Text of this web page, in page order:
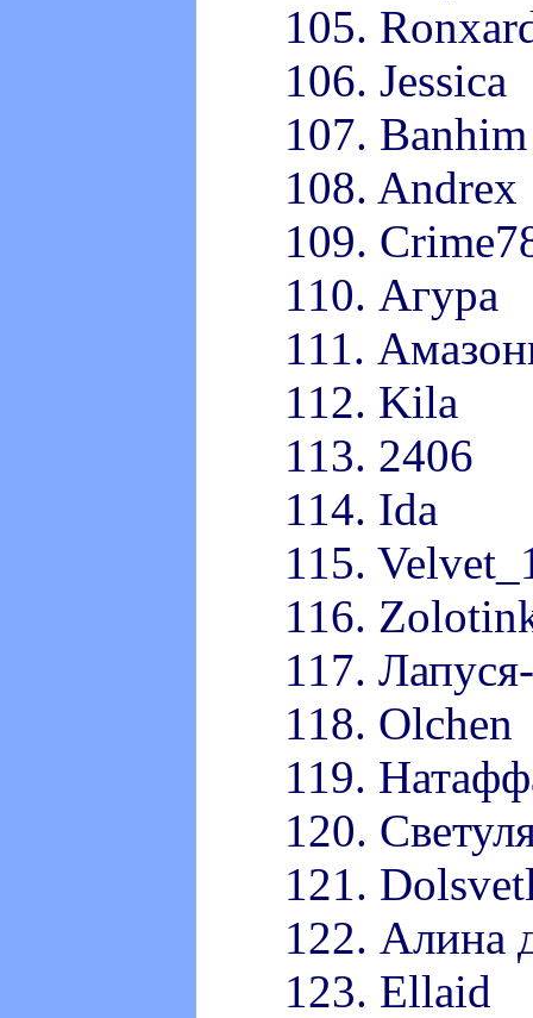
105.
106. Jessica
107. Banhim
108. Andrex
109.
110. Агура
111.
112. Kila
113. 2406
114. Ida
115.
116.
117.
118. Olchen
119.
120.
121.
122. Алина
123. Ellaid